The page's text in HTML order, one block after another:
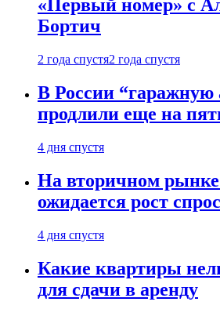
«Первый номер» с
Бортич
2 года спустя2 года спустя
В России
продлили еще на
4 дня спустя
На вторичном
ожидается рост
4 дня спустя
Какие квартиры
для сдачи в аренду